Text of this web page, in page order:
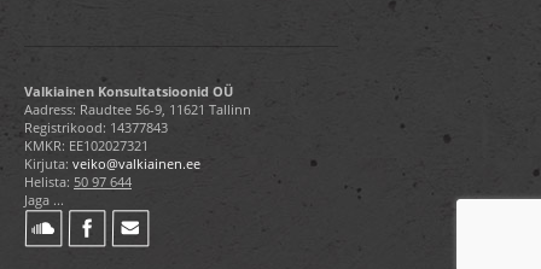
Valkiainen Konsultatsioonid OÜ
Aadress: Raudtee 56-9, 11621 Tallinn
Registrikood: 14377843
KMKR: EE102027321
Kirjuta: veiko@valkiainen.ee
Helista: 50 97 644
Jaga ...